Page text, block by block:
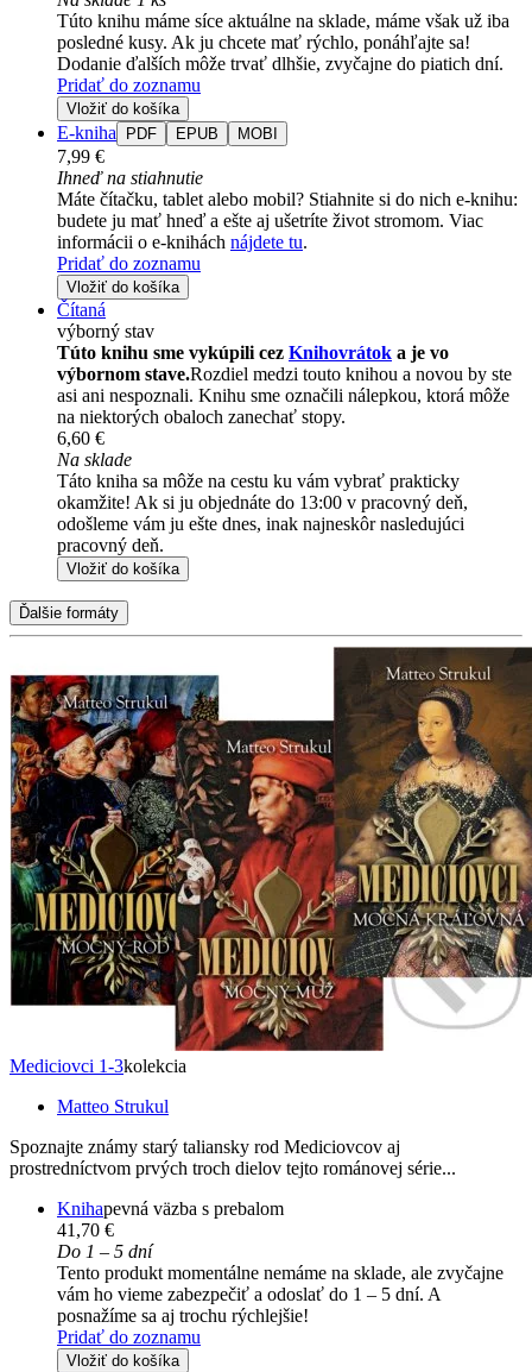
Túto knihu máme síce aktuálne na sklade, máme však už iba
posledné kusy. Ak ju chcete mať rýchlo, ponáhľajte sa!
Dodanie ďalších môže trvať dlhšie, zvyčajne do piatich dní.
Pridať do zoznamu
Vložiť do košíka
E-kniha PDF EPUB MOBI
7,99 €
Ihneď na stiahnutie
Máte čítačku, tablet alebo mobil? Stiahnite si do nich e-knihu:
budete ju mať hneď a ešte aj ušetríte život stromom. Viac
informácii o e-knihách nájdete tu.
Pridať do zoznamu
Vložiť do košíka
Čítaná
výborný stav
Túto knihu sme vykúpili cez Knihovrátok a je vo
výbornom stave.Rozdiel medzi touto knihou a novou by ste
asi ani nespoznali. Knihu sme označili nálepkou, ktorá môže
na niektorých obaloch zanechať stopy.
6,60 €
Na sklade
Táto kniha sa môže na cestu ku vám vybrať prakticky
okamžite! Ak si ju objednáte do 13:00 v pracovný deň,
odošleme vám ju ešte dnes, inak najneskôr nasledujúci
pracovný deň.
Vložiť do košíka
Ďalšie formáty
Mediciovci 1-3kolekcia
Matteo Strukul
Spoznajte známy starý taliansky rod Mediciovcov aj
prostredníctvom prvých troch dielov tejto románovej série...
Knihapevná väzba s prebalom
41,70 €
Do 1 – 5 dní
Tento produkt momentálne nemáme na sklade, ale zvyčajne
vám ho vieme zabezpečiť a odoslať do 1 – 5 dní. A
posnažíme sa aj trochu rýchlejšie!
Pridať do zoznamu
Vložiť do košíka